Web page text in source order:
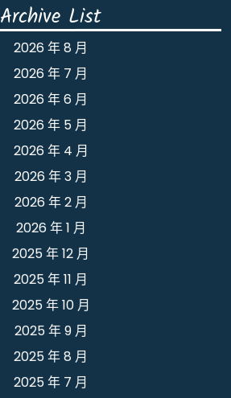
Archive List
2026 年 8 月
2026 年 7 月
2026 年 6 月
2026 年 5 月
2026 年 4 月
2026 年 3 月
2026 年 2 月
2026 年 1 月
2025 年 12 月
2025 年 11 月
2025 年 10 月
2025 年 9 月
2025 年 8 月
2025 年 7 月